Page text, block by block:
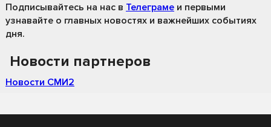
Подписывайтесь на нас в Телеграме и первыми
узнавайте о главных новостях и важнейших событиях
дня.
Новости партнеров
Новости СМИ2